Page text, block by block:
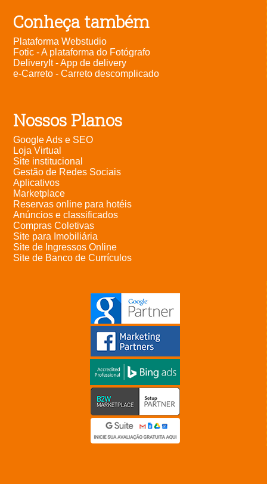
Conheça também
Plataforma Webstudio
Fotic - A plataforma do Fotógrafo
DeliveryIt - App de delivery
e-Carreto - Carreto descomplicado
Nossos Planos
Google Ads e SEO
Loja Virtual
Site institucional
Gestão de Redes Sociais
Aplicativos
Marketplace
Reservas online para hotéis
Anúncios e classificados
Compras Coletivas
Site para Imobiliária
Site de Ingressos Online
Site de Banco de Currículos